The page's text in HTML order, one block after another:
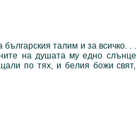
талим и за всичко. . .
на душата му едно слънце
по тях, и белия божи свят,